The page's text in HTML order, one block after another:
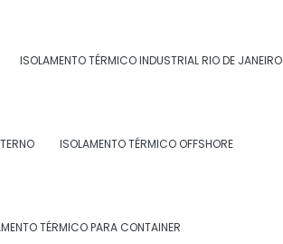
ISOLAMENTO TÉRMICO INDUSTRIAL RIO DE JANEIRO
ISOLAMENTO TÉRMICO OFFSHORE
TÉRMICO PARA CONTAINER